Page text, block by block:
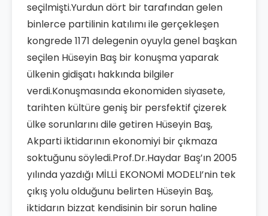
seçilmişti.Yurdun dört bir tarafından gelen
binlerce partilinin katılımı ile gerçekleşen
kongrede 1171 delegenin oyuyla genel başkan
seçilen Hüseyin Baş bir konuşma yaparak
ülkenin gidişatı hakkında bilgiler
verdi.Konuşmasında ekonomiden siyasete,
tarihten kültüre geniş bir persfektif çizerek
ülke sorunlarını dile getiren Hüseyin Baş,
Akparti iktidarının ekonomiyi bir çıkmaza
soktuğunu söyledi.Prof.Dr.Haydar Baş’ın 2005
yılında yazdığı MİLLİ EKONOMİ MODELI’nin tek
çıkış yolu olduğunu belirten Hüseyin Baş,
iktidarın bizzat kendisinin bir sorun haline